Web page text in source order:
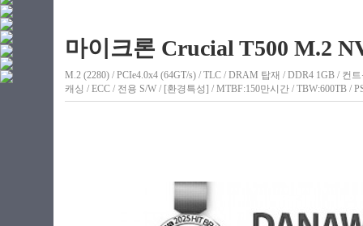
마이크론 Crucial T500 M.2
M.2 (2280) / PCIe4.0x4 (64GT/s) / TLC / DRAM 탑재 / DDR4 1GB / 컨
캐싱 / ECC / 전용 S/W / [환경특성] / MTBF:150만시간 / TBW:600TB /